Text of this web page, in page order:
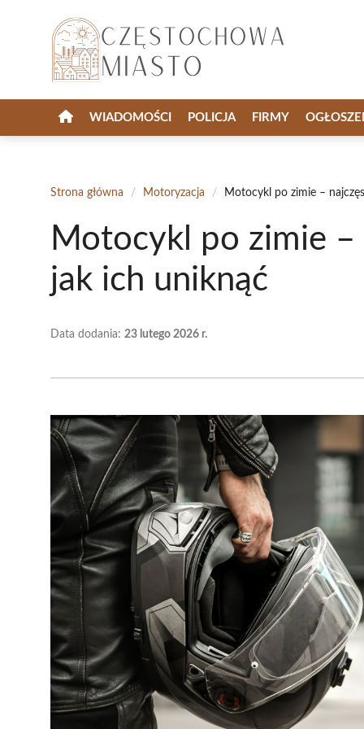
WIADOMOŚCI POLICJA FIRMY
Strona główna / Motoryzacja / Motocykl po zimie –
Motocykl po zimie –
jak ich uniknąć
Data dodania: 23 lutego 2026 r.